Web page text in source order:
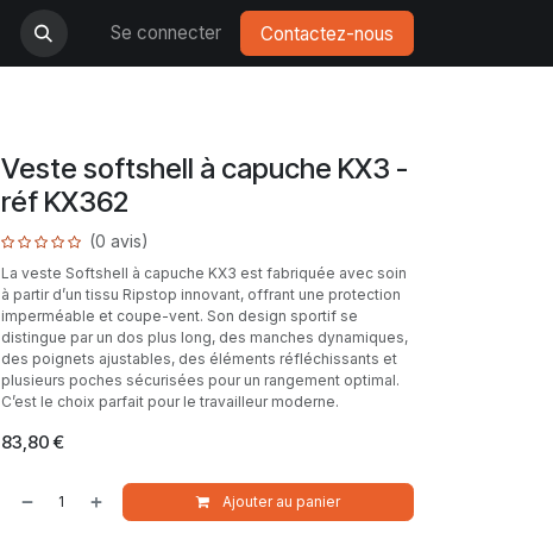
Se connecter Contactez-nous
Veste softshell à capuche KX3 -
réf KX362
(0 avis)
La veste Softshell à capuche KX3 est fabriquée avec soin
à partir d’un tissu Ripstop innovant, offrant une protection
imperméable et coupe-vent. Son design sportif se
distingue par un dos plus long, des manches dynamiques,
des poignets ajustables, des éléments réfléchissants et
plusieurs poches sécurisées pour un rangement optimal.
C’est le choix parfait pour le travailleur moderne.
83,80€
Ajouter au panier